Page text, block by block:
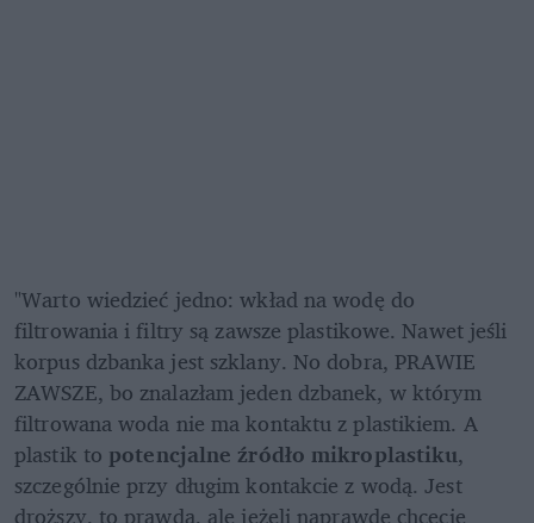
"Warto wiedzieć jedno: wkład na wodę do
filtrowania i filtry są zawsze plastikowe. Nawet jeśli
korpus dzbanka jest szklany. No dobra, PRAWIE
ZAWSZE, bo znalazłam jeden dzbanek, w którym
filtrowana woda nie ma kontaktu z plastikiem. A
plastik to potencjalne źródło mikroplastiku,
szczególnie przy długim kontakcie z wodą. Jest
droższy, to prawda, ale jeżeli naprawdę chcecie